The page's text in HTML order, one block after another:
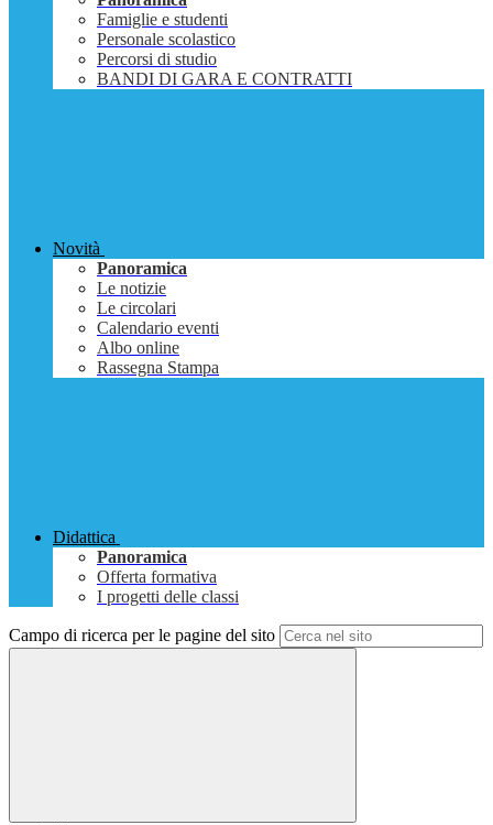
Famiglie e studenti
Personale scolastico
Percorsi di studio
BANDI DI GARA E CONTRATTI
Novità
Panoramica
Le notizie
Le circolari
Calendario eventi
Albo online
Rassegna Stampa
Didattica
Panoramica
Offerta formativa
I progetti delle classi
Campo di ricerca per le pagine del sito